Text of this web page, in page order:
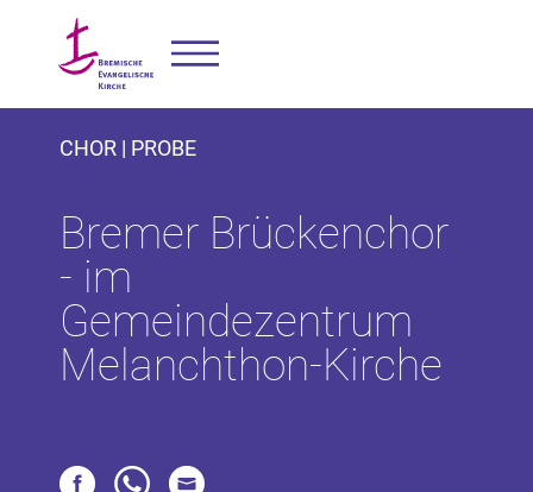
CHOR | PROBE
Bremer Brückenchor
- im
Gemeindezentrum
Melanchthon-Kirche